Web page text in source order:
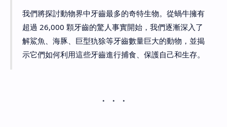
我們將探討動物界中牙齒最多的奇特生物。從蝸牛擁有
超過 26,000 顆牙齒的驚人事實開始，我們逐漸深入了
解鯊魚、海豚、巨型犰狳等牙齒數量巨大的動物，並揭
示它們如何利用這些牙齒進行捕食、保護自己和生存。